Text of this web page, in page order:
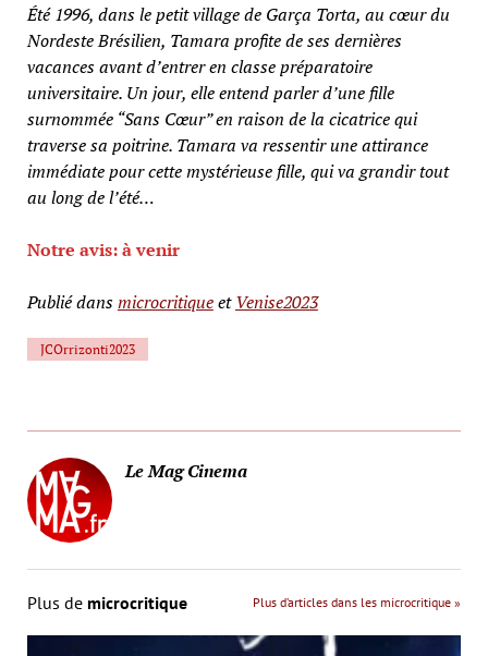
Été 1996, dans le petit village de Garça Torta, au cœur du
Nordeste Brésilien, Tamara profite de ses dernières
vacances avant d’entrer en classe préparatoire
universitaire. Un jour, elle entend parler d’une fille
surnommée “Sans Cœur” en raison de la cicatrice qui
traverse sa poitrine. Tamara va ressentir une attirance
immédiate pour cette mystérieuse fille, qui va grandir tout
au long de l’été…
Notre avis: à venir
Publié dansmicrocritiqueetVenise2023
JCOrrizonti2023
Le Mag Cinema
Plus de microcritique Plus d’articles dans les microcritique »